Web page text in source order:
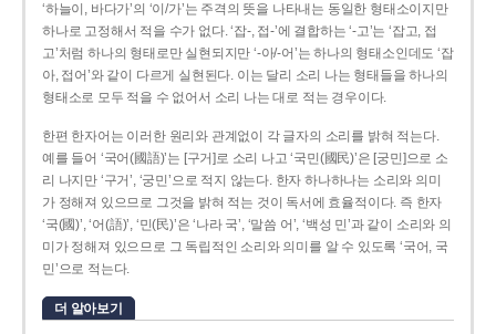
‘하늘이, 바다가’의 ‘이/가’는 주격의 뜻을 나타내는 동일한 형태소이지만
하나로 고정해서 적을 수가 없다. ‘잡-, 접-’에 결합하는 ‘-고’는 ‘잡고, 접
고’처럼 하나의 형태로만 실현되지만 ‘-아/-어’는 하나의 형태소인데도 ‘잡
아, 접어’와 같이 다르게 실현된다. 이는 달리 소리 나는 형태들을 하나의
형태소로 모두 적을 수 없어서 소리 나는 대로 적는 경우이다.
한편 한자어는 이러한 원리와 관계없이 각 글자의 소리를 밝혀 적는다.
예를 들어 ‘국어(國語)’는 [구거]로 소리 나고 ‘국민(國民)’은 [궁민]으로 소
리 나지만 ‘구거’, ‘궁민’으로 적지 않는다. 한자 하나하나는 소리와 의미
가 정해져 있으므로 그것을 밝혀 적는 것이 독서에 효율적이다. 즉 한자
‘국(國)’, ‘어(語)’, ‘민(民)’은 ‘나라 국’, ‘말씀 어’, ‘백성 민’과 같이 소리와 의
미가 정해져 있으므로 그 독립적인 소리와 의미를 알 수 있도록 ‘국어, 국
민’으로 적는다.
더 알아보기